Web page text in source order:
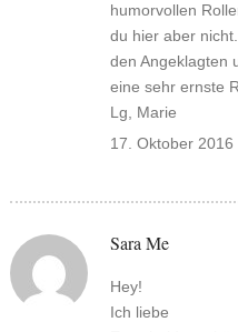
humorvollen
du hier aber
den Angeklagten
eine sehr ernste
Lg, Marie
17. Oktober 2016
Sara Me
Hey!
Ich liebe